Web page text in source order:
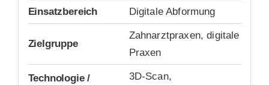
Einsatzbereich Digitale Abformung
Zielgruppe
Zahnarztpraxen, digitale
Praxen
Technologie /
3D-Scan,